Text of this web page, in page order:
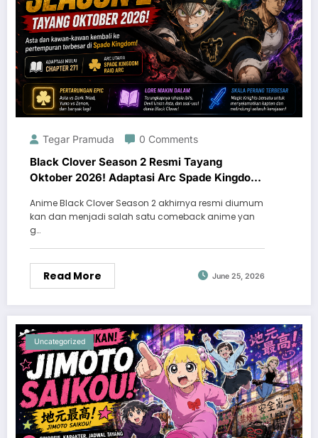
Tegar Pramuda 0 Comments
Black Clover Season 2 Resmi Tayang
Oktober 2026! Adaptasi Arc Spade Kingdom
Anime Black Clover Season 2 akhirnya resmi diumum
kan dan menjadi salah satu comeback anime yan
g…
Read More June 25, 2026
Uncategorized